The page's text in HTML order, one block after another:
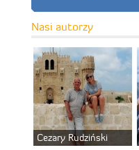
Nasi autorzy
Cezary Rudziński